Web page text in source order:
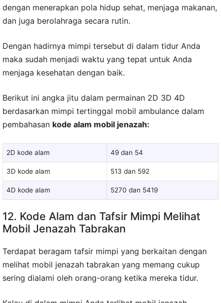
dengan menerapkan pola hidup sehat, menjaga makanan,
dan juga berolahraga secara rutin.
Dengan hadirnya mimpi tersebut di dalam tidur Anda
maka sudah menjadi waktu yang tepat untuk Anda
menjaga kesehatan dengan baik.
Berikut ini angka jitu dalam permainan 2D 3D 4D
berdasarkan mimpi tertinggal mobil ambulance dalam
pembahasan kode alam mobil jenazah:
2D kode alam 49 dan 54
3D kode alam 513 dan 592
4D kode alam 5270 dan 5419
12. Kode Alam dan Tafsir Mimpi Melihat
Mobil Jenazah Tabrakan
Terdapat beragam tafsir mimpi yang berkaitan dengan
melihat mobil jenazah tabrakan yang memang cukup
sering dialami oleh orang-orang ketika mereka tidur.